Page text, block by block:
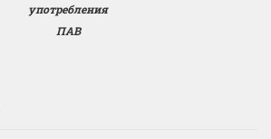
употребления
ПАВ